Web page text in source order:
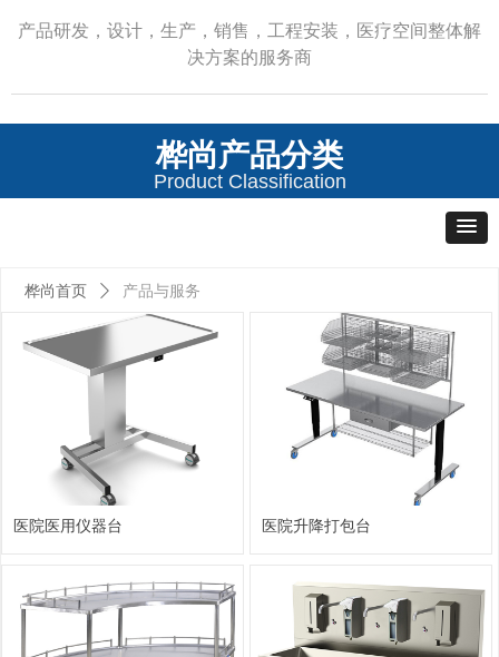
产品研发，设计，生产，销售，工程安装，医疗空间整体解
决方案的服务商
医院医用仪器台 医院升降打包台
桦尚首页 ꄲ 产品与服务
桦尚产品分类
Product Classification